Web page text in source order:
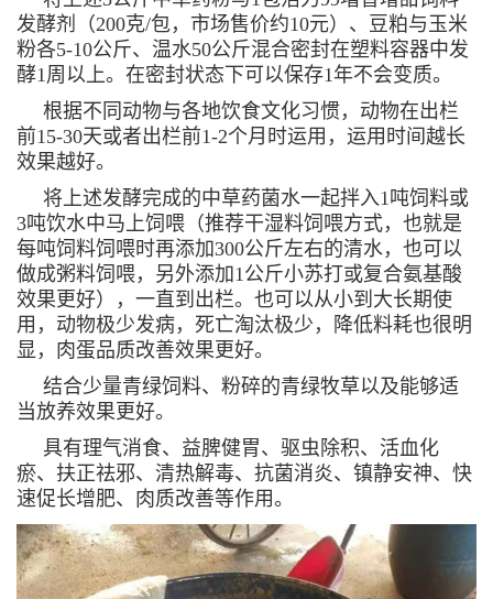
发酵剂（200克/包，市场售价约10元）、豆粕与玉米
粉各5-10公斤、温水50公斤混合密封在塑料容器中发
酵1周以上。在密封状态下可以保存1年不会变质。
根据不同动物与各地饮食文化习惯，动物在出栏
前15-30天或者出栏前1-2个月时运用，运用时间越长
效果越好。
将上述发酵完成的中草药菌水一起拌入1吨饲料或
3吨饮水中马上饲喂（推荐干湿料饲喂方式，也就是
每吨饲料饲喂时再添加300公斤左右的清水，也可以
做成粥料饲喂，另外添加1公斤小苏打或复合氨基酸
效果更好），一直到出栏。也可以从小到大长期使
用，动物极少发病，死亡淘汰极少，降低料耗也很明
显，肉蛋品质改善效果更好。
结合少量青绿饲料、粉碎的青绿牧草以及能够适
当放养效果更好。
具有理气消食、益脾健胃、驱虫除积、活血化
瘀、扶正祛邪、清热解毒、抗菌消炎、镇静安神、快
速促长增肥、肉质改善等作用。